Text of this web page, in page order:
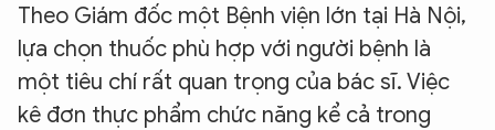
Theo Giám đốc một Bệnh viện lớn tại Hà Nội,
lựa chọn thuốc phù hợp với người bệnh là
một tiêu chí rất quan trọng của bác sĩ. Việc
kê đơn thực phẩm chức năng kể cả trong
XIN CHÀO,
TÔI LÀ CHATBOT CỦA